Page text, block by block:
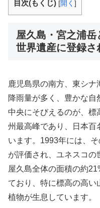
目次(もくじ) [開く ]
屋久島・宮之浦
世界遺産に登録さ
鹿児島県の南方、東シ
降雨量が多く、豊かな
中央にそびえるのが、
州最高峰であり、日本百
います。1993年には、
が評価され、ユネスコの
屋久島全体の面積の約
ており、特に標高の高い
植物が生息しています。